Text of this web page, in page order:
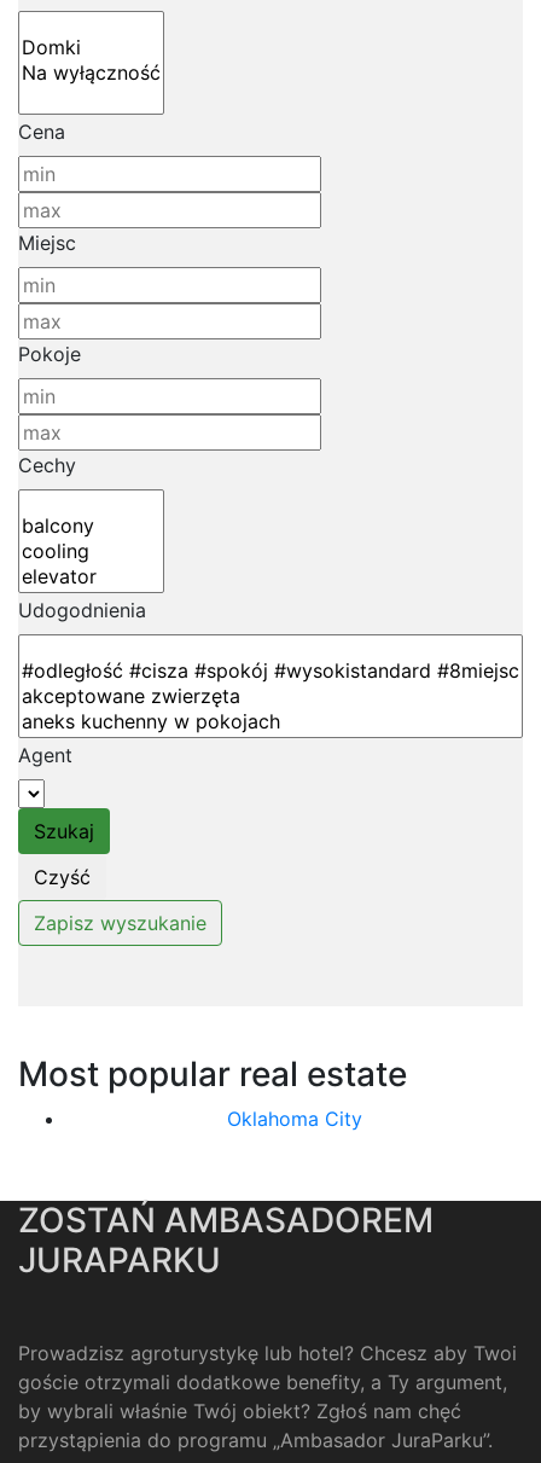
Cena
Miejsc
Pokoje
Cechy
Udogodnienia
Agent
Most popular real estate
Oklahoma City
ZOSTAŃ AMBASADOREM
JURAPARKU
Prowadzisz agroturystykę lub hotel? Chcesz aby Twoi
goście otrzymali dodatkowe benefity, a Ty argument,
by wybrali właśnie Twój obiekt? Zgłoś nam chęć
przystąpienia do programu „Ambasador JuraParku”.